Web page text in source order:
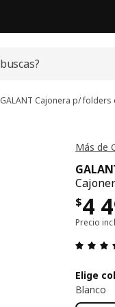
GALANT Cajonera p/ folders
Más de
$4
Precio
Elige
Blanco